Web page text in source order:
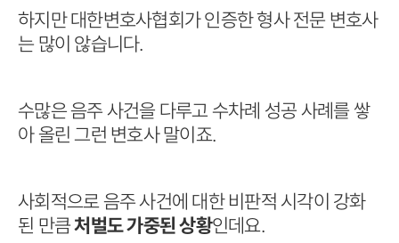
하지만 대한변호사협회가 인증한 형사 전문 변호사
는 많이 않습니다.
수많은 음주 사건을 다루고 수차례 성공 사례를 쌓
아 올린 그런 변호사 말이죠.
사회적으로 음주 사건에 대한 비판적 시각이 강화
된 만큼처벌도 가중된 상황인데요.